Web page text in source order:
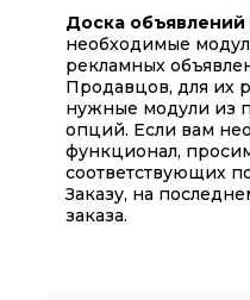
Доска объявлений
необходимые
рекламных
Продавцов, для их
нужные модули из
опций. Если вам
функционал,
соответствующих
Заказу, на
заказа.